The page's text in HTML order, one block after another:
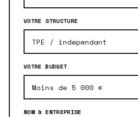
VOTRE STRUCTURE
VOTRE BUDGET
NOM & ENTREPRISE